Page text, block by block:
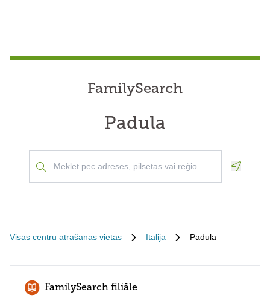
FamilySearch
Padula
Visas centru atrašanās vietas Itālija Padula
FamilySearch filiāle